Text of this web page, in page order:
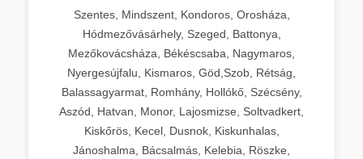
Szentes, Mindszent, Kondoros, Orosháza,
Hódmezővásárhely, Szeged, Battonya,
Mezőkovácsháza, Békéscsaba, Nagymaros,
Nyergesújfalu, Kismaros, Göd,Szob, Rétság,
Balassagyarmat, Romhány, Hollókő, Szécsény,
Aszód, Hatvan, Monor, Lajosmizse, Soltvadkert,
Kiskőrös, Kecel, Dusnok, Kiskunhalas,
Jánoshalma, Bácsalmás, Kelebia, Röszke,